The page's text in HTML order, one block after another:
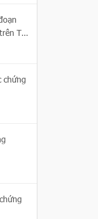
Thị
chứng